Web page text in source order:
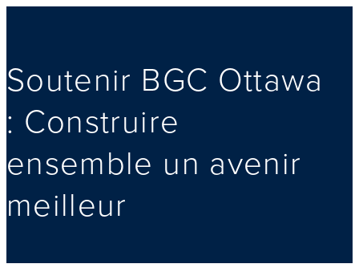
Soutenir BGC Ottawa
: Construire
ensemble un avenir
meilleur